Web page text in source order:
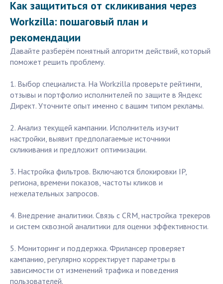
Как защититься от скликивания через
Workzilla: пошаговый план и
рекомендации
Давайте разберём понятный алгоритм действий, который
поможет решить проблему.
1. Выбор специалиста. На Workzilla проверьте рейтинги,
отзывы и портфолио исполнителей по защите в Яндекс
Директ. Уточните опыт именно с вашим типом рекламы.
2. Анализ текущей кампании. Исполнитель изучит
настройки, выявит предполагаемые источники
скликивания и предложит оптимизации.
3. Настройка фильтров. Включаются блокировки IP,
региона, времени показов, частоты кликов и
нежелательных запросов.
4. Внедрение аналитики. Связь с CRM, настройка трекеров
и систем сквозной аналитики для оценки эффективности.
5. Мониторинг и поддержка. Фрилансер проверяет
кампанию, регулярно корректирует параметры в
зависимости от изменений трафика и поведения
пользователей.